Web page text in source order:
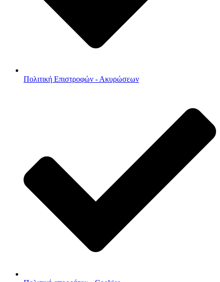
Πολιτική Επιστροφών - Ακυρώσεων